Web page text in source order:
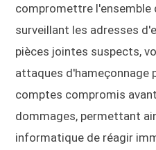
compromettre l'ensemble
surveillant les adresses
pièces jointes suspects,
attaques d'hameçonnage
comptes compromis
dommages, permettant
informatique de réagir